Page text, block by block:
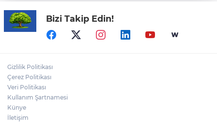
Bursa Açıkhava'da 'Cimri'ye alkış
yağmuru
Fiyatı 1 günde yarıya düştü: Üreticiler
Bizi Takip Edin!
Gizlilik Politikası
Çerez Politikası
Veri Politikası
Kullanım Şartnamesi
Künye
İletişim